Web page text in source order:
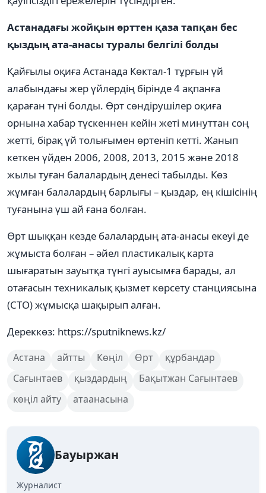
Астанадағы жойқын өрттен қаза тапқан бес
қыздың ата-анасы туралы белгілі болды
Қайғылы оқиға Астанада Көктал-1 тұрғын үй
алабындағы жер үйлердің бірінде 4 ақпанға
қараған түні болды. Өрт сөндірушілер оқиға
орнына хабар түскеннен кейін жеті минуттан соң
жетті, бірақ үй толығымен өртеніп кетті. Жанып
кеткен үйден 2006, 2008, 2013, 2015 және 2018
жылы туған балалардың денесі табылды. Көз
жұмған балалардың барлығы – қыздар, ең кішісінің
туғанына үш ай ғана болған.
Өрт шыққан кезде балалардың ата-анасы екеуі де
жұмыста болған – әйел пластикалық карта
шығаратын зауытқа түнгі ауысымға барады, ал
отағасын техникалық қызмет көрсету станциясына
(СТО) жұмысқа шақырып алған.
Дереккөз: https://sputniknews.kz/
Астана айтты Көңіл Өрт
құрбандар
Сағынтаев
қыздардың
Бақытжан Сағынтаев
көңіл айту
атаанасына
Бауыржан
Журналист